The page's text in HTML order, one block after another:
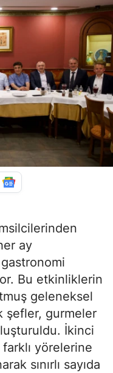
ay
Bu etkinliklerin
geleneksel
şefler, gurmeler
İkinci
yörelerine
sınırlı sayıda